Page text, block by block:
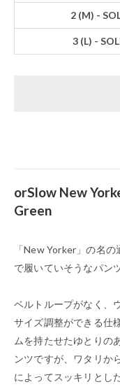
2 (M) -
3 (L) -
orSlow New
Green
「New Yorker」の名
で履いていそうなパン
ベルトループがなく、
サイズ調整ができる仕
ムを持たせたゆとりの
ンツですが、ワタリか
によってスッキリとし